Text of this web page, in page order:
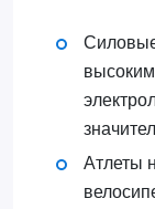
Атлеты